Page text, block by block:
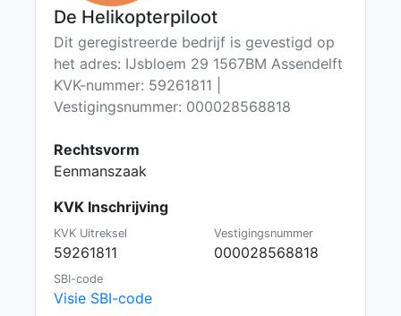
De Helikopterpiloot
Dit geregistreerde bedrijf is gevestigd op
het adres: IJsbloem 29 1567BM Assendelft
KVK-nummer: 59261811 |
Vestigingsnummer: 000028568818
Rechtsvorm
Eenmanszaak
KVK Inschrijving
KVK Uitreksel
59261811
Vestigingsnummer
000028568818
SBI-code
Visie SBI-code